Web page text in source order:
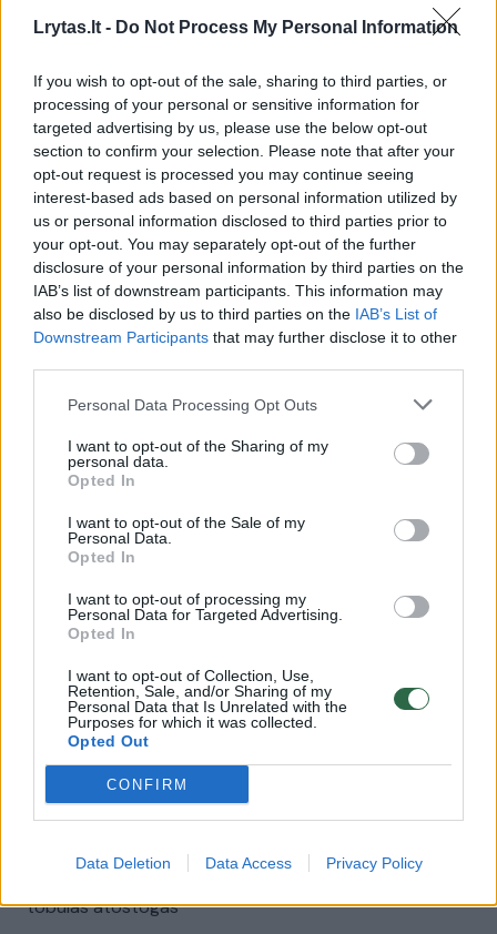
Lrytas.lt - Do Not Process My Personal Information
If you wish to opt-out of the sale, sharing to third parties, or
processing of your personal or sensitive information for
targeted advertising by us, please use the below opt-out
section to confirm your selection. Please note that after your
opt-out request is processed you may continue seeing
interest-based ads based on personal information utilized by
us or personal information disclosed to third parties prior to
your opt-out. You may separately opt-out of the further
disclosure of your personal information by third parties on the
IAB’s list of downstream participants. This information may
also be disclosed by us to third parties on the IAB’s List of
Downstream Participants that may further disclose it to other
Personal Data Processing Opt Outs
I want to opt-out of the Sharing of my
personal data.
Opted In
I want to opt-out of the Sale of my
Personal Data.
Opted In
I want to opt-out of processing my
Personal Data for Targeted Advertising.
Opted In
I want to opt-out of Collection, Use,
Retention, Sale, and/or Sharing of my
Personal Data that Is Unrelated with the
Purposes for which it was collected.
Opted Out
CONFIRM
Data Deletion Data Access Privacy Policy
pigių paskutinės minutės kelionių
Žinios Gyvenimo būdas
00:41:56
Po darbų 2019-05-24
Laidos | Po darbų
00:07:34
„Keliauk į Maldyvus“: Makalius išdavė, kur ten vyksta
slapti vakarėliai
00:01:26
R. Širvinskas-Makalius prabilo apie maistą
viešbučiuose: ką reiktų keisti
Žinios | Gyvenimo būdas
00:10:04
Nauja laida „Virtuvės revizija“ kiša nosį į žinomų žmonių
šaldytuvus
Garsenybės atskleidžia, ką valgyti, kad kilogramai
tirptų akimirksniu
Žinios | Pramogos
00:35:43
tobulas atostogas